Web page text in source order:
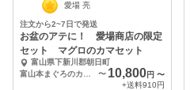
愛場 亮
注文から2~7日で発送
お盆のアテに！ 愛場商店の限定
セット マグロのカマセット
富山県下新川郡朝日町
〜 10,800円 〜
+送料910円